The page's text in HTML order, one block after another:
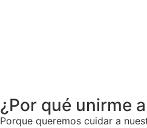
¿Por qué unirme
Porque queremos cuidar a